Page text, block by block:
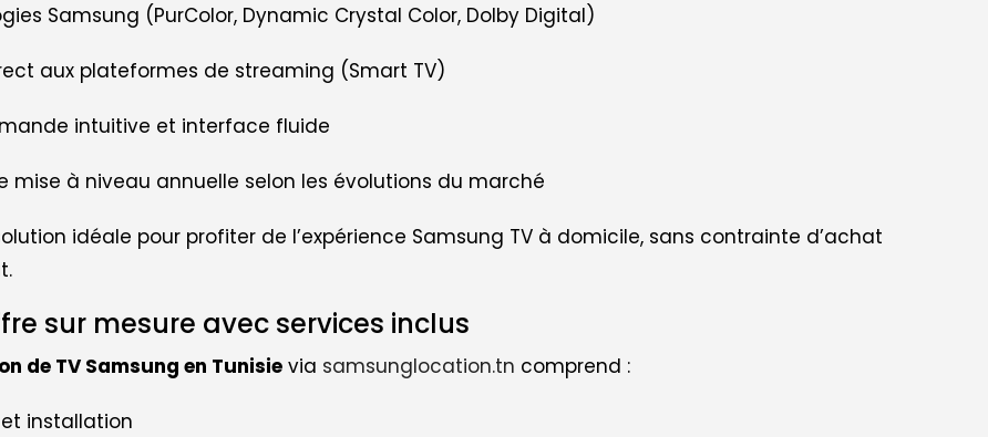
Samsung (PurColor, Dynamic Crystal Color, Dolby Digital)
aux plateformes de streaming (Smart TV)
intuitive et interface fluide
mise à niveau annuelle selon les évolutions du marché
idéale pour profiter de l’expérience Samsung TV à domicile, sans contrainte d’achat
sur mesure avec services inclus
de TV Samsung en Tunisie via samsunglocation.tn comprend :
et installation